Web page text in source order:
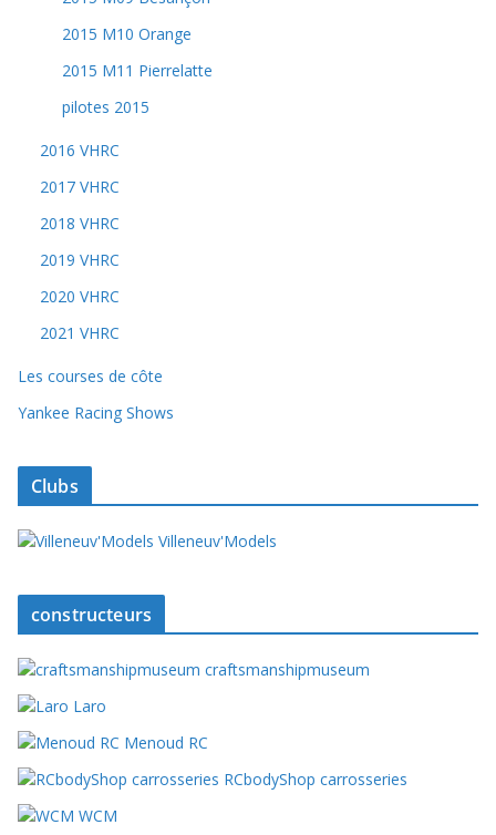
2015 M10 Orange
2015 M11 Pierrelatte
pilotes 2015
2016 VHRC
2017 VHRC
2018 VHRC
2019 VHRC
2020 VHRC
2021 VHRC
Les courses de côte
Yankee Racing Shows
Clubs
Villeneuv'Models
constructeurs
craftsmanshipmuseum
Laro
Menoud RC
RCbodyShop carrosseries
WCM